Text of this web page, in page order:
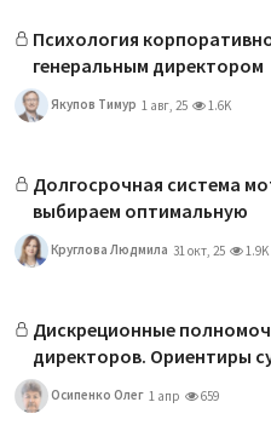
Психология
генеральным директором
Якупов Тимур 1 авг, 25 1.6K
Долгосрочная система
выбираем оптимальную
Круглова Людмила 31 окт, 25 1.9K
Дискреционные
директоров. Ориентиры
Осипенко Олег 1 апр 659